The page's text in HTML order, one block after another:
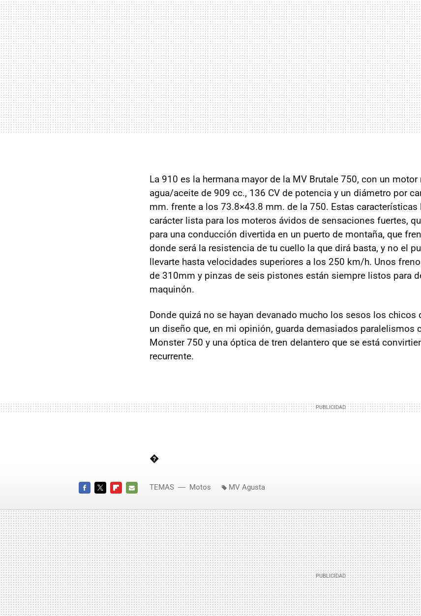
La 910 es la hermana mayor de la MV Brutale 750, con un
agua/aceite de 909 cc., 136 CV de potencia y un diámetro por
mm. frente a los 73.8×43.8 mm. de la 750. Estas características
carácter lista para los moteros ávidos de sensaciones fuertes,
para una conducción divertida en un puerto de montaña, que
donde será la resistencia de tu cuello la que dirá basta, y no el
llevarte hasta velocidades superiores a los 250 km/h. Unos
de 310mm y pinzas de seis pistones están siempre listos para
maquinón.
Donde quizá no se hayan devanado mucho los sesos los chicos
un diseño que, en mi opinión, guarda demasiados paralelismos
Monster 750 y una óptica de tren delantero que se está
recurrente.
�
MAIL
TEMAS Motos MV Agusta